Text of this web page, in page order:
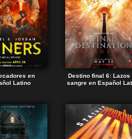
en
Latino
Destino final 6: Lazos
sangre en Español